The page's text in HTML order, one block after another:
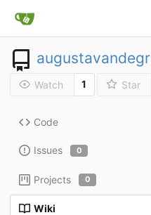
augustavandegr
Watch 1 Star
Code
Issues 0
Projects 0
Wiki